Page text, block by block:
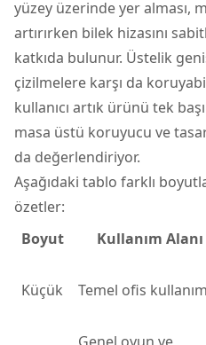
yüzey üzerinde yer alması,
artırırken bilek hizasını
katkıda bulunur. Üstelik
çizilmelere karşı da
kullanıcı artık ürünü tek
masa üstü koruyucu ve
da değerlendiriyor.
Aşağıdaki tablo farklı
özetler:
Boyut
Kullanım Alanı
Küçük Temel ofis